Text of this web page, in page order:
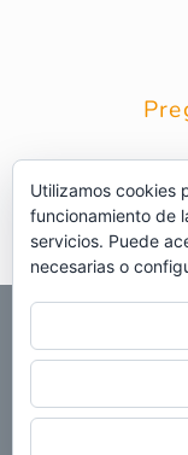
© 2026 Grupo
privacidad RRSS |
Utilizamos cookies
funcionamiento de
servicios. Puede
necesarias o